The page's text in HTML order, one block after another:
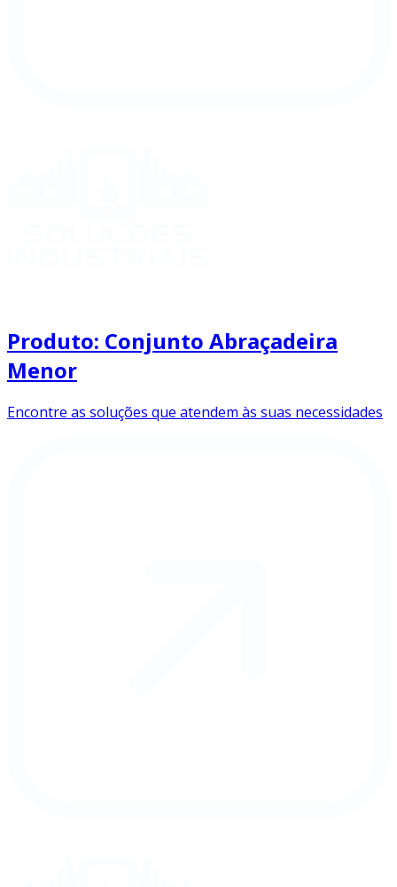
Produto: Conjunto Abraçadeira
Menor
Encontre as soluções que atendem às suas necessidades